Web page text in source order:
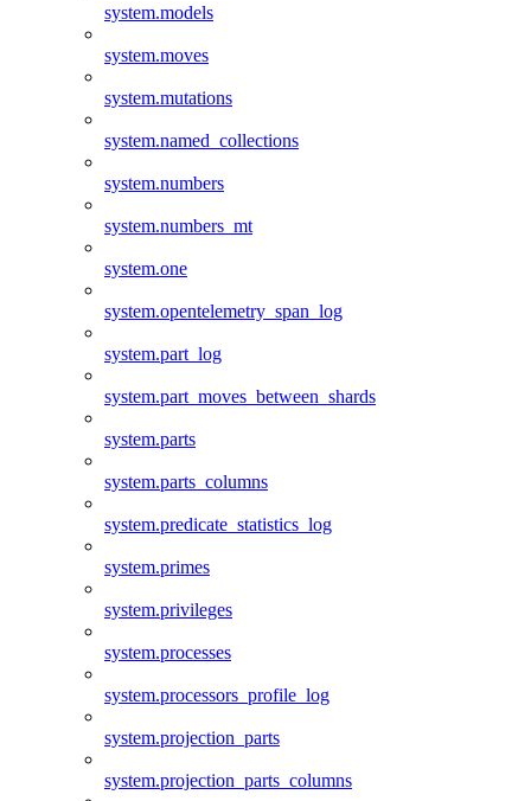
system.models
system.moves
system.mutations
system.named_collections
system.numbers
system.numbers_mt
system.one
system.opentelemetry_span_log
system.part_log
system.part_moves_between_shards
system.parts
system.parts_columns
system.predicate_statistics_log
system.primes
system.privileges
system.processes
system.processors_profile_log
system.projection_parts
system.projection_parts_columns